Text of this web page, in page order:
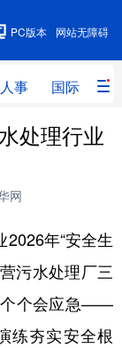
网站无障碍
PC版本
人事 国际 财
人事
体育
军事
处理行业
网
年“安全生
污水处理厂三
个个会应急——
练夯实安全根